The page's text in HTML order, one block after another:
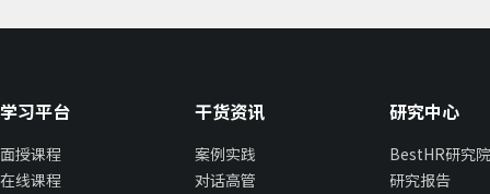
学习平台
面授课程
在线课程
干货资讯
案例实践
对话高管
研究中心
BestHR研究院
研究报告